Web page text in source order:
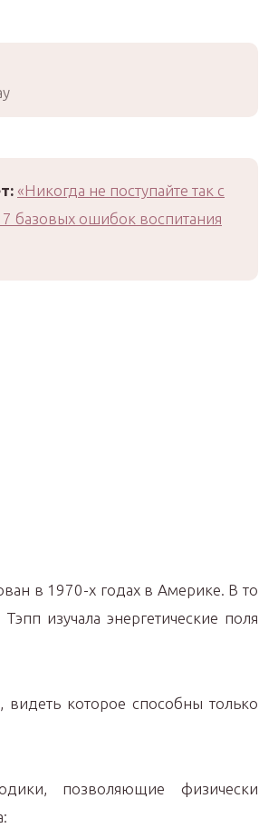
«Никогда не поступайте так с
базовых ошибок воспитания
в 1970-х годах в Америке. В то
изучала энергетические поля
видеть которое способны только
позволяющие физически